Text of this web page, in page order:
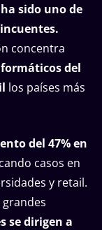
sido uno de
concentra
del
los países más
del 47% en
casos en
y retail.
se dirigen a